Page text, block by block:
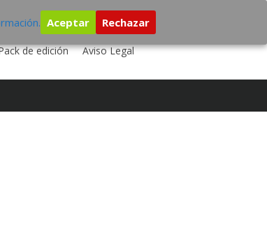
ESTUDIO DE GRABACIÓN
de edición
Aviso Legal
Aceptar Rechazar